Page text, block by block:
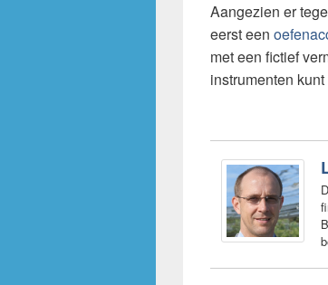
Aangezien er
eerst een
met een fictief
instrumenten